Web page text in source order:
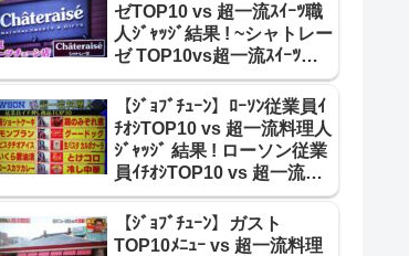
ゼTOP10 vs 超一流ｽｲｰﾂ職
人ｼﾞｬｯｼﾞ結果 ! ~シャトレー
ゼ TOP10vs超一流ｽｲｰﾂ職
人 合格･不合格ｼﾞｬｯｼﾞ結果~
【ｼﾞｮﾌﾞﾁｭｰﾝ】ﾛｰｿﾝ従業員ｲ
ﾁｵｼTOP10 vs 超一流料理人
ｼﾞｬｯｼﾞ 結果 ! ローソン従業
員ｲﾁｵｼTOP10 vs 超一流料
理人 ｼﾞｬｯｼﾞ結果 紹介 !
2105
【ｼﾞｮﾌﾞﾁｭｰﾝ】ガスト
TOP10ﾒﾆｭｰ vs 超一流料理